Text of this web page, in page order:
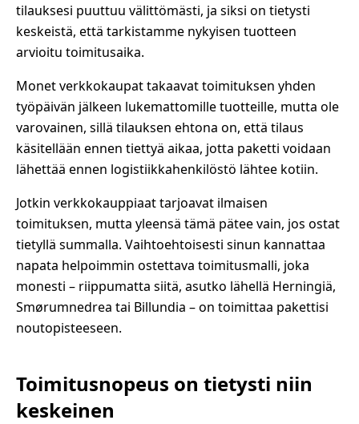
tilauksesi puuttuu välittömästi, ja siksi on tietysti
keskeistä, että tarkistamme nykyisen tuotteen
arvioitu toimitusaika.
Monet verkkokaupat takaavat toimituksen yhden
työpäivän jälkeen lukemattomille tuotteille, mutta ole
varovainen, sillä tilauksen ehtona on, että tilaus
käsitellään ennen tiettyä aikaa, jotta paketti voidaan
lähettää ennen logistiikkahenkilöstö lähtee kotiin.
Jotkin verkkokauppiaat tarjoavat ilmaisen
toimituksen, mutta yleensä tämä pätee vain, jos ostat
tietyllä summalla. Vaihtoehtoisesti sinun kannattaa
napata helpoimmin ostettava toimitusmalli, joka
monesti – riippumatta siitä, asutko lähellä Herningiä,
Smørumnedrea tai Billundia – on toimittaa pakettisi
noutopisteeseen.
Toimitusnopeus on tietysti niin
keskeinen